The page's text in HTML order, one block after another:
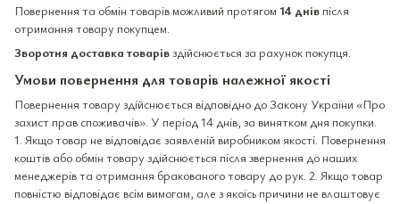
Повернення та обмін товарів можливий протягом 14 днів після
отримання товару покупцем.
Зворотня доставка товарівздійснюється за рахунок покупця.
Умови повернення для товарів належної якості
Повернення товару здійснюється відповідно до Закону України «Про
захист прав споживачів». У період 14 днів, за винятком дня покупки.
1. Якщо товар не відповідає заявленій виробником якості. Повернення
коштів або обмін товару здійснюється після звернення до наших
менеджерів та отримання бракованого товару до рук. 2. Якщо товар
повністю відповідає всім вимогам, але з якоїсь причини не влаштовує